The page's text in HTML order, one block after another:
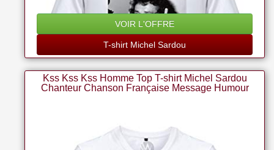
VOIR L'OFFRE
T-shirt Michel Sardou
Kss Kss Kss Homme Top T-shirt Michel Sardou
Chanteur Chanson Française Message Humour